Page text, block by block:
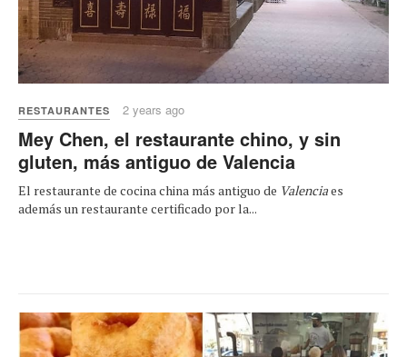
RESTAURANTES 2 years ago
Mey Chen, el restaurante chino, y sin
gluten, más antiguo de Valencia
El restaurante de cocina china más antiguo de Valenciaes
además un restaurante certificado por la...